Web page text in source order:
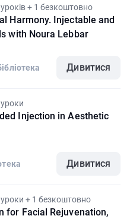
уроків + 1 безкоштовно
Harmony. Injectable and
with Noura Lebbar
Дивитися
уроки
Injection in Aesthetic
Дивитися
уроки + 1 безкоштовно
for Facial Rejuvenation,